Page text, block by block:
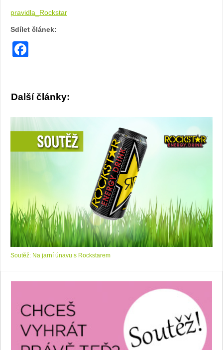
pravidla_Rockstar
Sdílet článek:
Další články:
Soutěž: Na jarní únavu s Rockstarem